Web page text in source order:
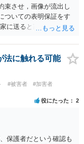
束させ，画像が流出し
ついての表明保証をす
に送ると家族に不貞行
れます。
法に触れる可能
#被害者
#加害者
役にたった 2
保護者だという確認も